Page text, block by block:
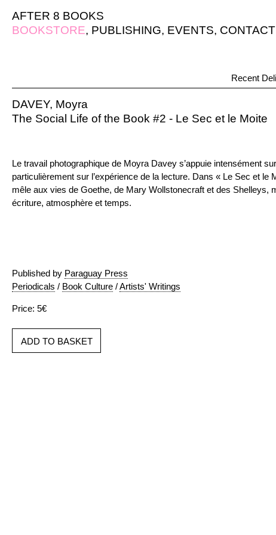
AFTER 8 BOOKS
BOOKSTORE, PUBLISHING, EVENTS, CONTACT
Recent
DAVEY, Moyra
The Social Life of the Book #2 - Le Sec et le Moite
Le travail photographique de Moyra Davey s’appuie intensément
particulièrement sur l’expérience de la lecture. Dans « Le Sec et le
mêle aux vies de Goethe, de Mary Wollstonecraft et des Shelleys,
écriture, atmosphère et temps.
Published by Paraguay Press
Periodicals / Book Culture /Artists' Writings
Price: 5€
ADD TO BASKET